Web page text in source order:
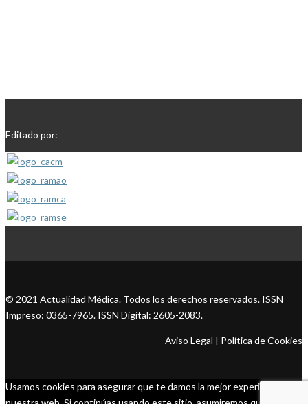
Editado por:
© 2021 Actualidad Médica. Todos los derechos reservados. ISSN
Impreso: 0365-7965. ISSN Digital: 2605-2083.
Aviso Legal | Política de Cookies
Usamos cookies para asegurar que te damos la mejor experiencia en